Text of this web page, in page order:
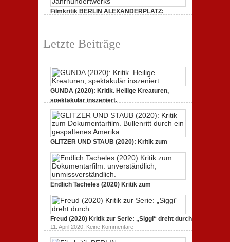
dreht
durch
Filmkritik BERLIN ALEXANDERPLATZ:
Letzte Beiträge
GUNDA (2020): Kritik. Heilige Kreaturen,
spektakulär inszeniert.
GUNDA
(2020):
Kritik.
Kreaturen,
spektakulär
GLITZER UND STAUB (2020): Kritik zum
Dokumentarfilm. Bullenritt durch ein
gespaltenes Amerika.
3. Oktober 2020,Keine Kommentarezu
UND
STAUB
Kritik
zum
Bullenritt
durch
ein
Endlich Tacheles (2020) Kritik zum
Dokumentarfilm: unverständlich,
unmissverständlich.
19. Mai 2020,Keine Kommentare
Endlich
Tacheles
(2020)
Freud (2020) Kritik zur Serie: „Siggi“ dreht durch
11. April 2020, Keine Kommentarezu
Freud
(2020)